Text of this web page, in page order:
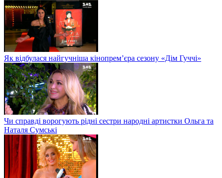
Як відбулася найгучніша кінопрем’єра сезону «Дім Гуччі»
Чи справді ворогують рідні сестри народні артистки Ольга та
Наталя Сумські